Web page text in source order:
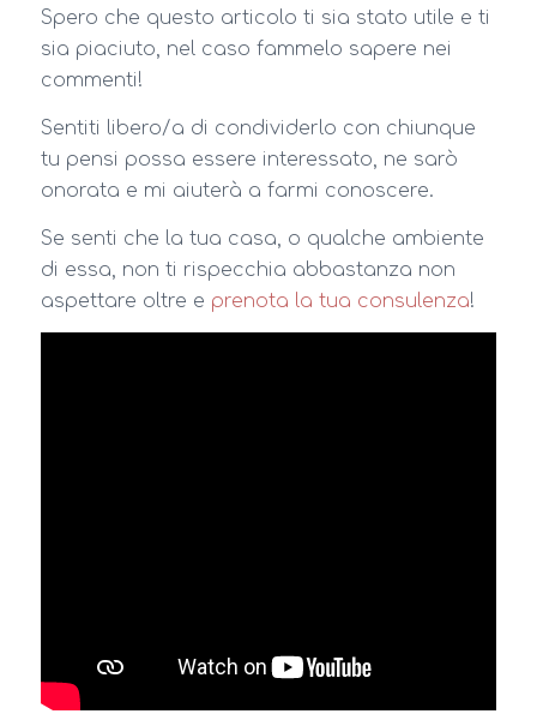
Spero che questo articolo ti sia stato utile e ti
sia piaciuto, nel caso fammelo sapere nei
commenti!
Sentiti libero/a di condividerlo con chiunque
tu pensi possa essere interessato, ne sarò
onorata e mi aiuterà a farmi conoscere.
Se senti che la tua casa, o qualche ambiente
di essa, non ti rispecchia abbastanza non
aspettare oltre e prenota la tua consulenza!